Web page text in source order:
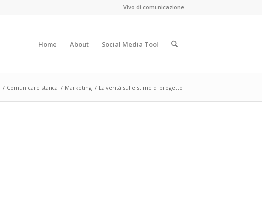
Vivo di comunicazione
Home About Social Media Tool
/ Comunicare stanca / Marketing / La verità sulle stime di progetto